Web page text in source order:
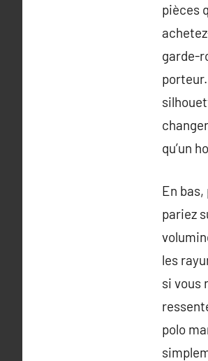
pièces
garde-
qu’un
En
pariez
les
si vous
polo